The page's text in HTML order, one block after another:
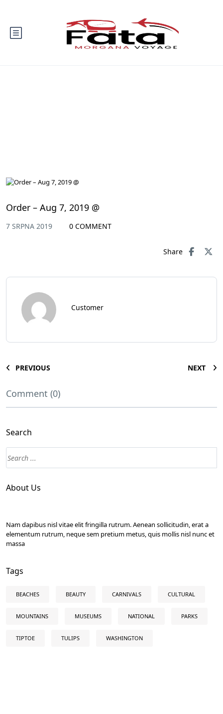
Order – Aug 7, 2019 @
7 SRPNA 2019 0 COMMENT
Share
Customer
PREVIOUS NEXT
Comment (0)
Search
About Us
Nam dapibus nisl vitae elit fringilla rutrum. Aenean sollicitudin, erat a
elementum rutrum, neque sem pretium metus, quis mollis nisl nunc et
massa
Tags
BEACHES BEAUTY CARNIVALS CULTURAL
MOUNTAINS MUSEUMS NATIONAL PARKS
TIPTOE TULIPS WASHINGTON